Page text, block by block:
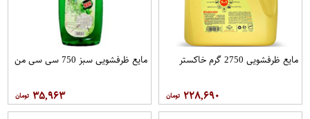
مایع ظرفشویی 2750 گرم خاکستر
۲۲۸,۶۹۰
مایع ظرفشویی سبز 750 سی سی من
۳۵,۹۶۳